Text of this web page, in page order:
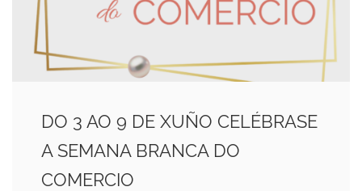
DO 3 AO 9 DE XUÑO CELÉBRASE
A SEMANA BRANCA DO
COMERCIO